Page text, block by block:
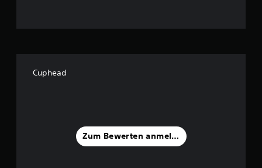
.
5
Cuphead
Zum Bewerten anmelden